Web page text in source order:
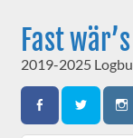
contentFast
2019-2025